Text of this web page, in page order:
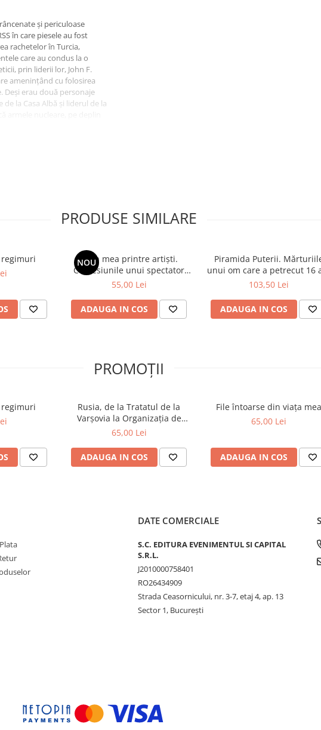
și periculoase
în care piesele au fost
rachetelor în Turcia,
care au condus la o
prin liderii lor, John F.
amenințând cu folosirea
Deși erau două personaje
la Casa Albă și liderul de la
de la cei mai
trecut lumea în secolul al
PRODUSE SIMILARE
NOU
Viața mea printre artiști.
Confesiunile unui spectator
fidel
55,00 Lei
ADAUGA IN COS
Piramida Puterii.
unui om care a petrecut 16
în culisele Palatului Victoria
103,50 Lei
ADAUGA IN COS
PROMOȚII
Rusia, de la Tratatul de la
Varșovia la Organizația de
Cooperare de la Shanghai și
65,00 Lei
ADAUGA IN COS
File întoarse din viața mea
65,00 Lei
ADAUGA IN COS
DATE COMERCIALE
S.C. EDITURA EVENIMENTUL SI CAPITAL
S.R.L.
J2010000758401
RO26434909
Strada Ceasornicului, nr. 3-7, etaj 4, ap. 13
Sector 1, Bucureşti